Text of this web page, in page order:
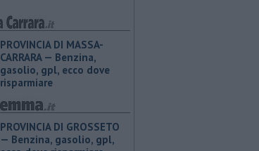
PROVINCIA DI MASSA-
CARRARA — ​Benzina,
gasolio, gpl, ecco dove
risparmiare
PROVINCIA DI GROSSETO
— ​Benzina, gasolio, gpl,